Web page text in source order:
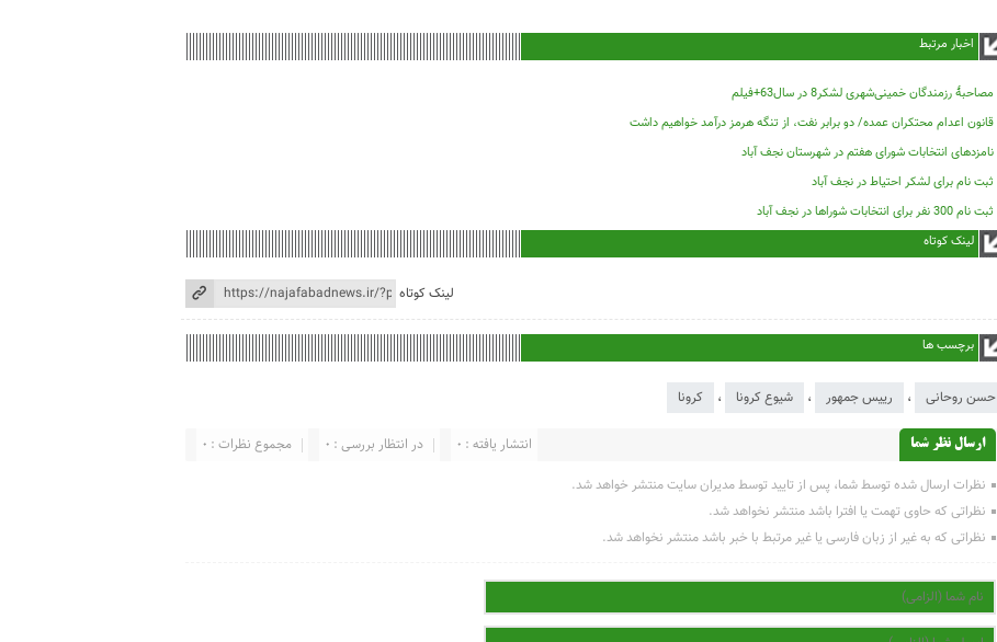
اخبار مرتبط
مصاحبۀ رزمندگان خمینی‌شهری لشکر8 در سال63+فیلم
قانون اعدام محتکران عمده/ دو برابر نفت، از تنگه هرمز درآمد خواهیم داشت
نامزدهای انتخابات شورای هفتم در شهرستان نجف آباد
ثبت نام برای لشکر احتیاط در نجف آباد
ثبت نام 300 نفر برای انتخابات شوراها در نجف آباد
لینک کوتاه
لینک کوتاه
برچسب ها
حسن روحانی ، رییس جمهور ، شیوع کرونا ، کرونا
ارسال نظر شما مجموع نظرات : 0 در انتظار بررسی : 0 انتشار یافته : 0
نظرات ارسال شده توسط شما، پس از تایید توسط مدیران سایت منتشر خواهد شد.
نظراتی که حاوی تهمت یا افترا باشد منتشر نخواهد شد.
نظراتی که به غیر از زبان فارسی یا غیر مرتبط با خبر باشد منتشر نخواهد شد.